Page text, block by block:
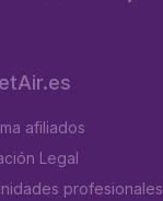
afiliados
Legal
profesionales